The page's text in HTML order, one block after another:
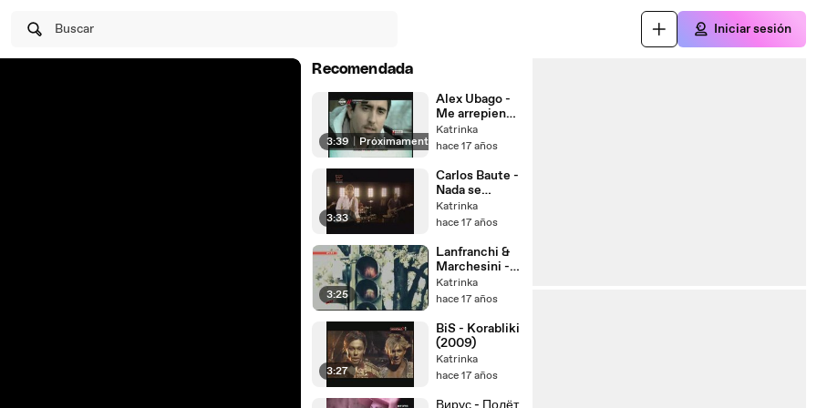
Buscar Iniciar sesión
Recomendada
3:39 Próximamente
Alex Ubago -
Me arrepiento
(2009)
Katrinka
hace 17 años
3:33
Carlos Baute -
Nada se
compara a ti
(con Maria
Katrinka
hace 17 años
3:25
Lanfranchi &
Marchesini -
Boys And
Girls (2009)
Katrinka
hace 17 años
3:27
BiS - Korabliki
(2009)
Katrinka
hace 17 años